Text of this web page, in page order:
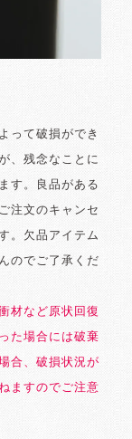
って破損ができ
、残念なことに
す。良品がある
注文のキャンセ
。欠品アイテム
のでご了承くだ
材など原状回復
た場合には破棄
合、破損状況が
ますのでご注意